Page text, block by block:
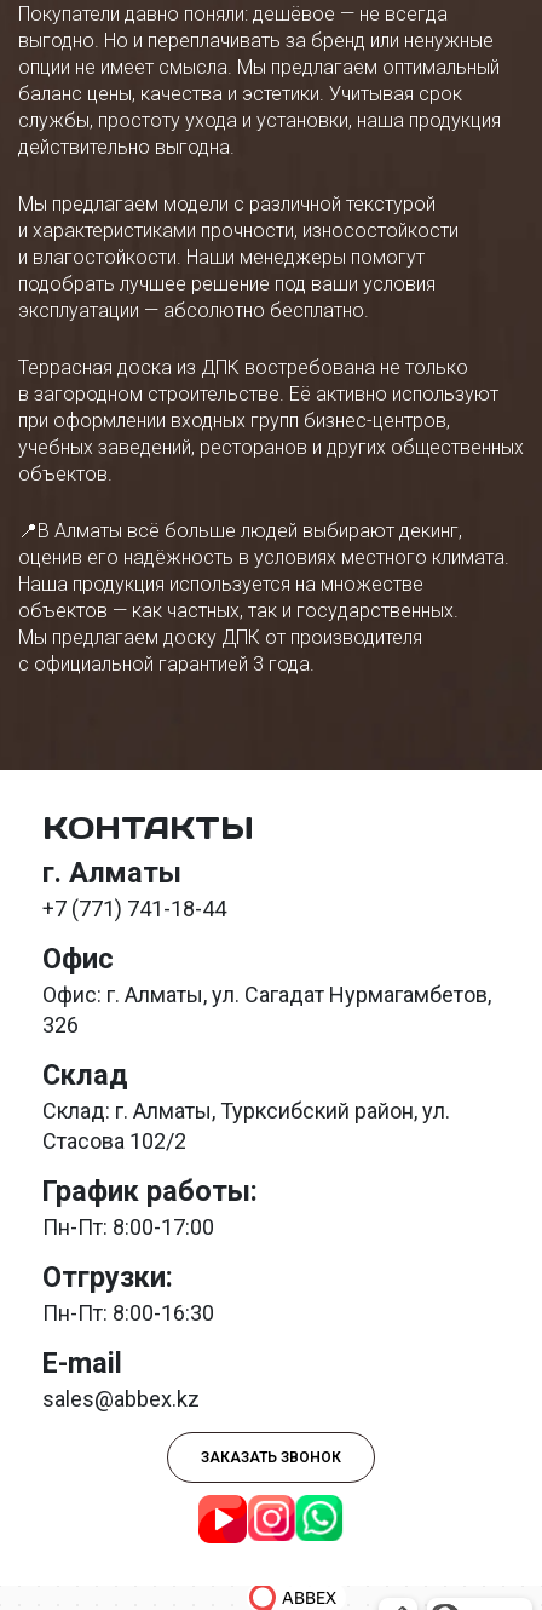
Покупатели давно поняли: дешёвое — не всегда
выгодно. Но и переплачивать за бренд или ненужные
опции не имеет смысла. Мы предлагаем оптимальный
баланс цены, качества и эстетики. Учитывая срок
службы, простоту ухода и установки, наша продукция
действительно выгодна.
Мы предлагаем модели с различной текстурой
и характеристиками прочности, износостойкости
и влагостойкости. Наши менеджеры помогут
подобрать лучшее решение под ваши условия
эксплуатации — абсолютно бесплатно.
Террасная доска из ДПК востребована не только
в загородном строительстве. Её активно используют
при оформлении входных групп бизнес-центров,
учебных заведений, ресторанов и других общественных
объектов.
📍В Алматы всё больше людей выбирают декинг,
оценив его надёжность в условиях местного климата.
Наша продукция используется на множестве
объектов — как частных, так и государственных.
Мы предлагаем доску ДПК от производителя
с официальной гарантией 3 года.
КОНТАКТЫ
г. Алматы
+7 (771) 741-18-44
Офис
Офис: г. Алматы, ул. Сагадат Нурмагамбетов,
326
Склад
Склад: г. Алматы, Турксибский район, ул.
Стасова 102/2
График работы:
Пн-Пт: 8:00-17:00
Отгрузки:
Пн-Пт: 8:00-16:30
E-mail
sales@abbex.kz
ЗАКАЗАТЬ ЗВОНОК